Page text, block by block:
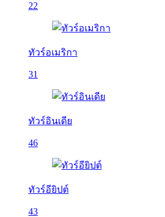
22
ทัวร์อเมริกา
31
ทัวร์อินเดีย
46
ทัวร์อียิปต์
43